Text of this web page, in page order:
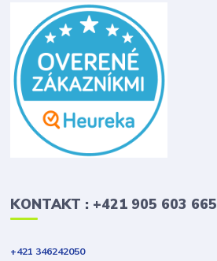
KONTAKT : +421 905 603 665
+421 346242050